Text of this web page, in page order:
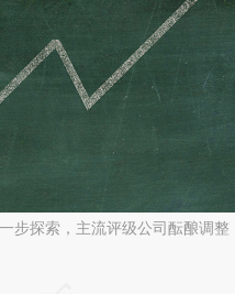
步探索，主流评级公司酝酿调整